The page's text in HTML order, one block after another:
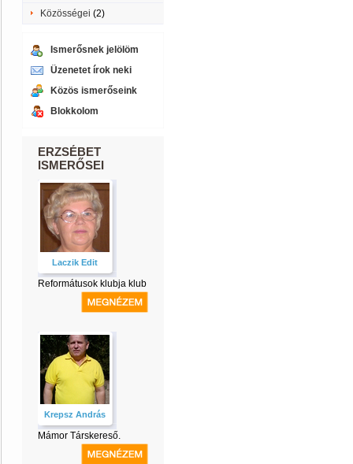
Közösségei (2)
Ismerősnek jelölöm
Üzenetet írok neki
Közös ismerőseink
Blokkolom
ERZSÉBET
ISMERŐSEI
Laczik Edit
Reformátusok klubja klub
Krepsz András
Mámor Társkereső.